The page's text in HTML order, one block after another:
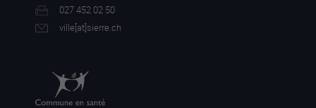
027 452 02 50
ville[at]sierre.ch